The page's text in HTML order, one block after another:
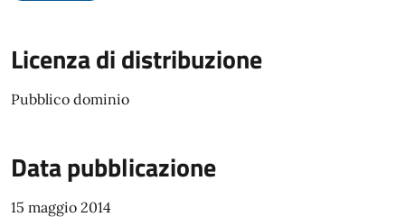
Licenza di distribuzione
Pubblico dominio
Data pubblicazione
15 maggio 2014